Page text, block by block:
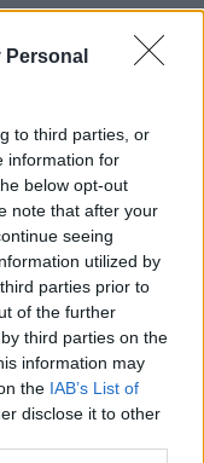
Personal
to third parties, or
information for
below opt-out
note that after your
seeing
utilized by
parties prior to
of the further
third parties on the
information may
the IAB’s List of
disclose it to other